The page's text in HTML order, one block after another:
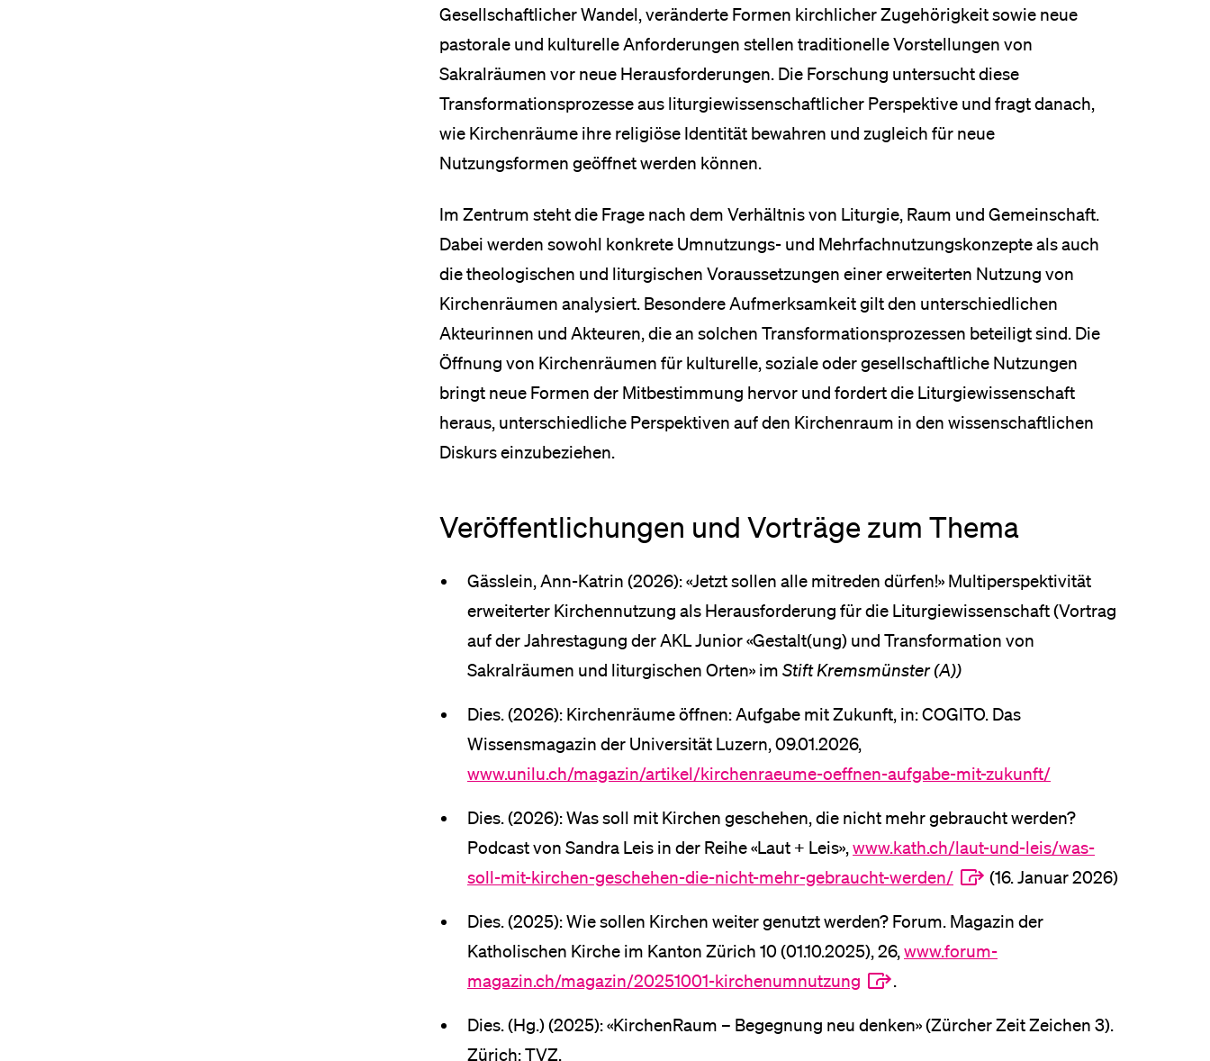
Gesellschaftlicher Wandel, veränderte Formen kirchlicher Zugehörigkeit sowie neue
pastorale und kulturelle Anforderungen stellen traditionelle Vorstellungen von
Sakralräumen vor neue Herausforderungen. Die Forschung untersucht diese
Transformationsprozesse aus liturgiewissenschaftlicher Perspektive und fragt danach,
wie Kirchenräume ihre religiöse Identität bewahren und zugleich für neue
Nutzungsformen geöffnet werden können.
Im Zentrum steht die Frage nach dem Verhältnis von Liturgie, Raum und Gemeinschaft.
Dabei werden sowohl konkrete Umnutzungs- und Mehrfachnutzungskonzepte als auch
die theologischen und liturgischen Voraussetzungen einer erweiterten Nutzung von
Kirchenräumen analysiert. Besondere Aufmerksamkeit gilt den unterschiedlichen
Akteurinnen und Akteuren, die an solchen Transformationsprozessen beteiligt sind. Die
Öffnung von Kirchenräumen für kulturelle, soziale oder gesellschaftliche Nutzungen
bringt neue Formen der Mitbestimmung hervor und fordert die Liturgiewissenschaft
heraus, unterschiedliche Perspektiven auf den Kirchenraum in den wissenschaftlichen
Diskurs einzubeziehen.
Veröffentlichungen und Vorträge zum Thema
Gässlein, Ann-Katrin (2026): «Jetzt sollen alle mitreden dürfen!» Multiperspektivität
erweiterter Kirchennutzung als Herausforderung für die Liturgiewissenschaft (Vortrag
auf der Jahrestagung der AKL Junior «Gestalt(ung) und Transformation von
Sakralräumen und liturgischen Orten» im Stift Kremsmünster (A))
Dies. (2026): Kirchenräume öffnen: Aufgabe mit Zukunft, in: COGITO. Das
Wissensmagazin der Universität Luzern, 09.01.2026,
www.unilu.ch/magazin/artikel/kirchenraeume-oeffnen-aufgabe-mit-zukunft/
Dies. (2026): Was soll mit Kirchen geschehen, die nicht mehr gebraucht werden?
Podcast von Sandra Leis in der Reihe «Laut + Leis»,www.kath.ch/laut-und-leis/was-
soll-mit-kirchen-geschehen-die-nicht-mehr-gebraucht-werden/
(16. Januar 2026)
Dies. (2025): Wie sollen Kirchen weiter genutzt werden? Forum. Magazin der
Katholischen Kirche im Kanton Zürich 10 (01.10.2025), 26,www.forum-
magazin.ch/magazin/20251001-kirchenumnutzung
.
Dies. (Hg.) (2025): «KirchenRaum – Begegnung neu denken» (Zürcher Zeit Zeichen 3).
Zürich: TVZ.
Alumni
Stellensuchende
Förderer
Medien
Anmeldung und Zulassung